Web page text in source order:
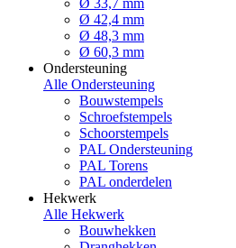
Ø 33,7 mm
Ø 42,4 mm
Ø 48,3 mm
Ø 60,3 mm
Ondersteuning
Alle Ondersteuning
Bouwstempels
Schroefstempels
Schoorstempels
PAL Ondersteuning
PAL Torens
PAL onderdelen
Hekwerk
Alle Hekwerk
Bouwhekken